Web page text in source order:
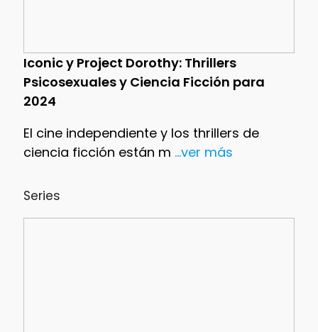
Iconic y Project Dorothy: Thrillers
Psicosexuales y Ciencia Ficción para
2024
El cine independiente y los thrillers de
ciencia ficción están m ...ver más
Series